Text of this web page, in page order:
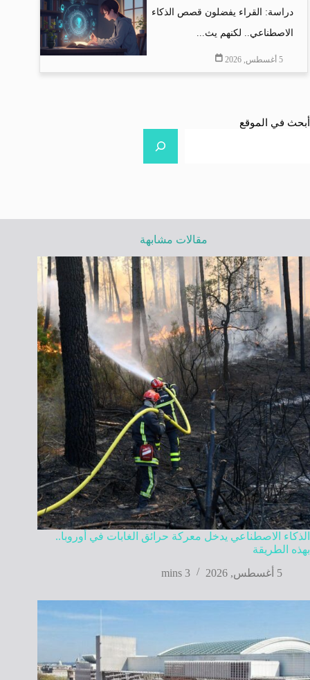
دراسة: القراء يفضلون قصص الذكاء
الاصطناعي.. لكنهم يث...
5 أغسطس, 2026
أبحث في الموقع
مقالات مشابهة
الذكاء الاصطناعي يدخل معركة حرائق الغابات في أوروبا..
بهذه الطريقة
5 أغسطس, 2026
3 mins